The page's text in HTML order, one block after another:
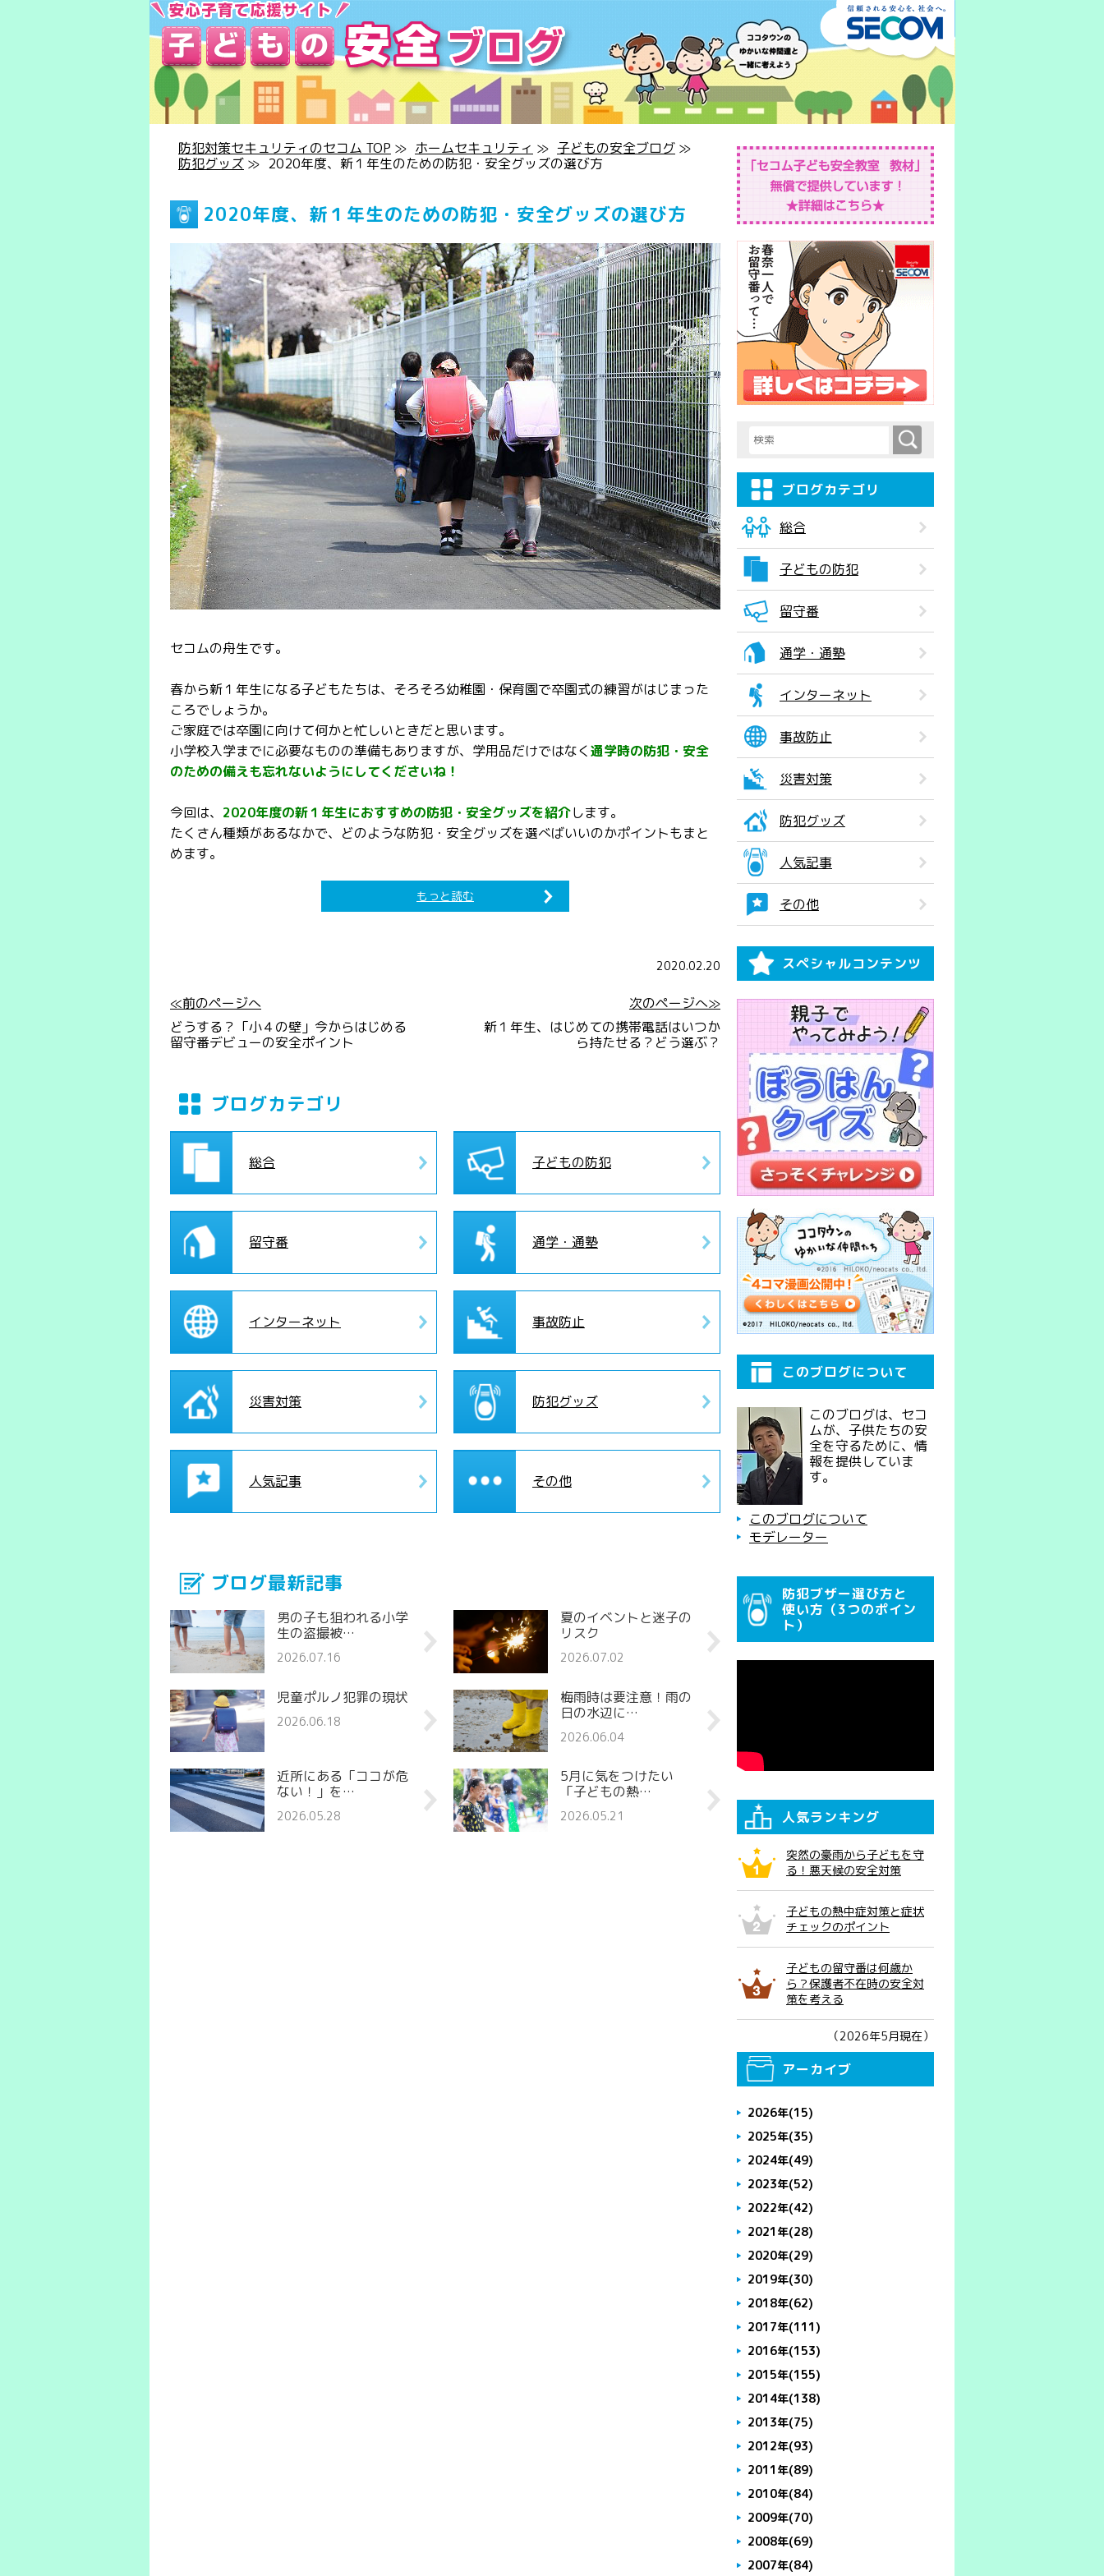
防犯対策セキュリティのセコム TOP ≫ ホームセキュリティ ≫ 子どもの安全ブログ ≫
防犯グッズ ≫ 2020年度、新１年生のための防犯・安全グッズの選び方
2020年度、新１年生のための防犯・安全グッズの選び方
セコムの舟生です。
春から新１年生になる子どもたちは、そろそろ幼稚園・保育園で卒園式の練習がはじまった
ころでしょうか。
ご家庭では卒園に向けて何かと忙しいときだと思います。
小学校入学までに必要なものの準備もありますが、学用品だけではなく通学時の防犯・安全
のための備えも忘れないようにしてくださいね！
今回は、 2020年度の新１年生におすすめの防犯・安全グッズを紹介します。
たくさん種類があるなかで、どのような防犯・安全グッズを選べばいいのかポイントもまと
めます。
もっと読む
2020.02.20
≪前のページへ
次のページへ≫
どうする？「小４の壁」今からはじめる
留守番デビューの安全ポイント
新１年生、はじめての携帯電話はいつか
ら持たせる？どう選ぶ？
ブログカテゴリ
総合 子どもの防犯
留守番 通学・通塾
インターネット 事故防止
災害対策 防犯グッズ
人気記事 その他
ブログ最新記事
男の子も狙われる小学
生の盗撮被…
2026.07.16
夏のイベントと迷子の
リスク
2026.07.02
児童ポルノ犯罪の現状
2026.06.18
梅雨時は要注意！雨の
日の水辺に…
2026.06.04
近所にある「ココが危
ない！」を…
2026.05.28
5月に気をつけたい
「子どもの熱…
2026.05.21
検索キーワード入力 検索
ブログカテゴリ
総合
子どもの防犯
留守番
通学・通塾
インターネット
事故防止
災害対策
防犯グッズ
人気記事
その他
スペシャルコンテンツ
このブログについて
このブログは、セコ
ムが、子供たちの安
全を守るために、情
報を提供していま
す。
このブログについて
モデレーター
防犯ブザー選び方と
使い方（3つのポイン
ト）
人気ランキング
突然の豪雨から子どもを守
る！悪天候の安全対策
子どもの熱中症対策と症状
チェックのポイント
子どもの留守番は何歳か
ら？保護者不在時の安全対
策を考える
（2026年5月現在）
アーカイブ
2026年(15)
2025年(35)
2024年(49)
2023年(52)
2022年(42)
2021年(28)
2020年(29)
2019年(30)
2018年(62)
2017年(111)
2016年(153)
2015年(155)
2014年(138)
2013年(75)
2012年(93)
2011年(89)
2010年(84)
2009年(70)
2008年(69)
2007年(84)